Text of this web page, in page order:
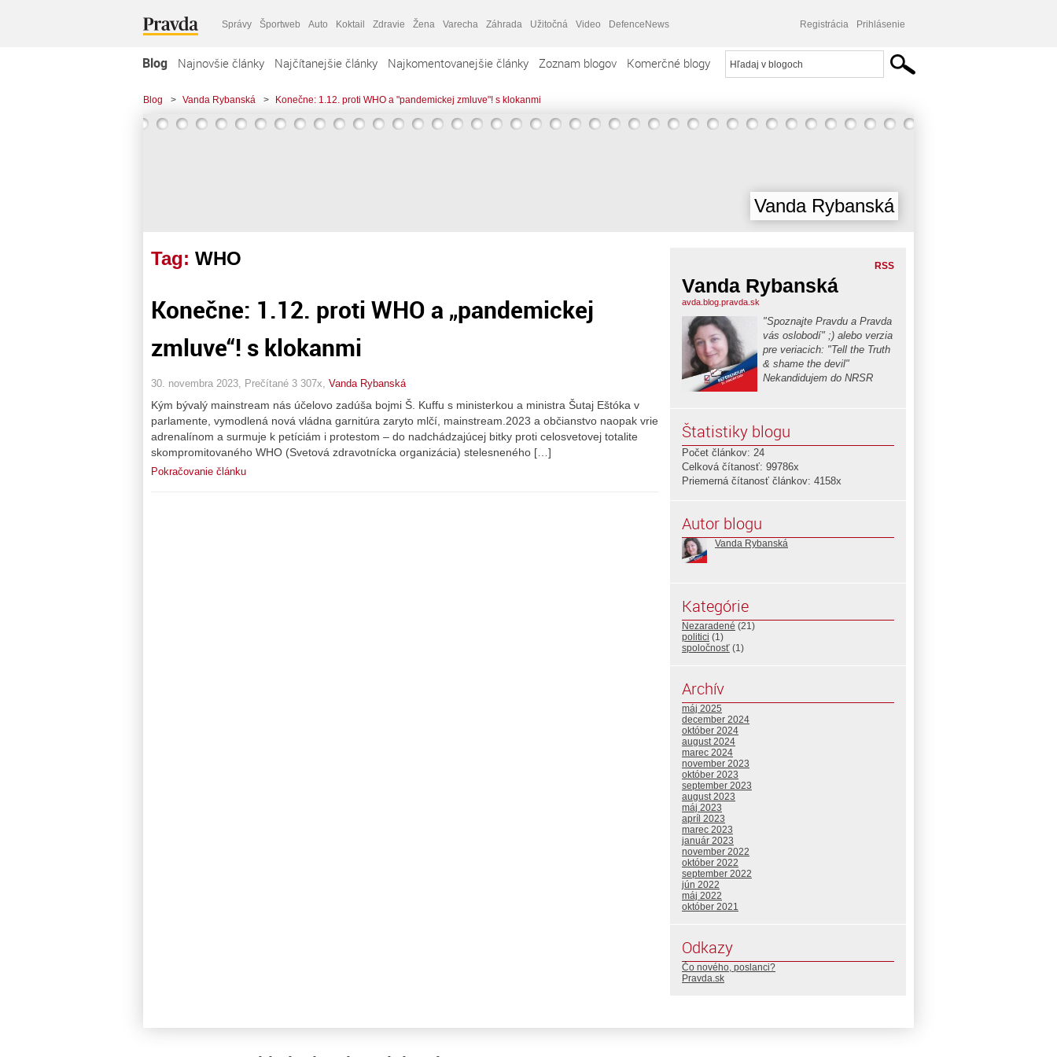
Správy Športweb Auto Koktail Zdravie Žena Varecha Záhrada Užitočná Video DefenceNews Registrácia Prihlásenie
Blog Najnovšie články Najčítanejšie články Najkomentovanejšie články Zoznam blogov Komerčné blogy
Blog > Vanda Rybanská > Konečne: 1.12. proti WHO a "pandemickej zmluve"! s klokanmi
Vanda Rybanská
Tag: WHO
Konečne: 1.12. proti WHO a „pandemickej
zmluve“! s klokanmi
30. novembra 2023, Prečítané 3 307x, Vanda Rybanská
Kým bývalý mainstream nás účelovo zadúša bojmi Š. Kuffu s ministerkou a ministra Šutaj Eštóka v
parlamente, vymodlená nová vládna garnitúra zaryto mlčí, mainstream.2023 a občianstvo naopak vrie
adrenalínom a surmuje k petíciám i protestom – do nadchádzajúcej bitky proti celosvetovej totalite
skompromitovaného WHO (Svetová zdravotnícka organizácia) stelesneného […]
Pokračovanie článku
RSS
Vanda Rybanská
avda.blog.pravda.sk
"Spoznajte Pravdu a Pravda
vás oslobodí" ;) alebo verzia
pre veriacich: "Tell the Truth
& shame the devil"
Nekandidujem do NRSR
Štatistiky blogu
Počet článkov: 24
Celková čítanosť: 99786x
Priemerná čítanosť článkov: 4158x
Autor blogu
Vanda Rybanská
Kategórie
Nezaradené (21)
politici (1)
spoločnosť (1)
Archív
máj 2025
december 2024
október 2024
august 2024
marec 2024
november 2023
október 2023
september 2023
august 2023
máj 2023
apríl 2023
marec 2023
január 2023
november 2022
október 2022
september 2022
jún 2022
máj 2022
október 2021
Odkazy
Čo nového, poslanci?
Pravda.sk